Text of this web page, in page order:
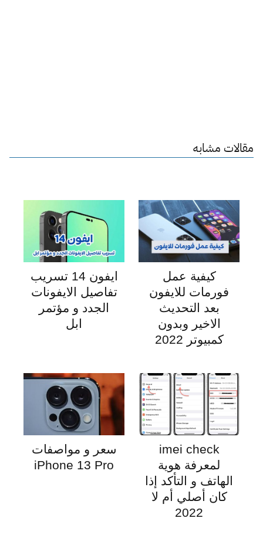
مقالات مشابه
كيفية عمل
فورمات للايفون
بعد التحديث
الاخير وبدون
كمبيوتر 2022
ايفون 14 تسريب
تفاصيل الايفونات
الجدد و مؤتمر
ابل
imei check
لمعرفة هوية
الهاتف و التأكد إذا
كان أصلي أم لا
2022
سعر و مواصفات
iPhone 13 Pro